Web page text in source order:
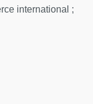
international ;